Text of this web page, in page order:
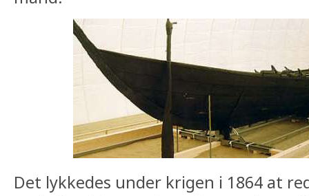
Det lykkedes under krigen i 1864 at